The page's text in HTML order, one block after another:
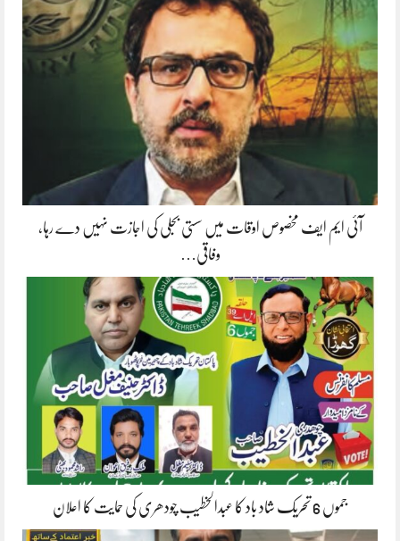
آئی ایم ایف مخصوص اوقات میں سستی بجلی کی اجازت نہیں دے رہا،
وفاقی…
جموں 6 تحریک شاد باد کا عبدالخطیب چودھری کی حمایت کا اعلان